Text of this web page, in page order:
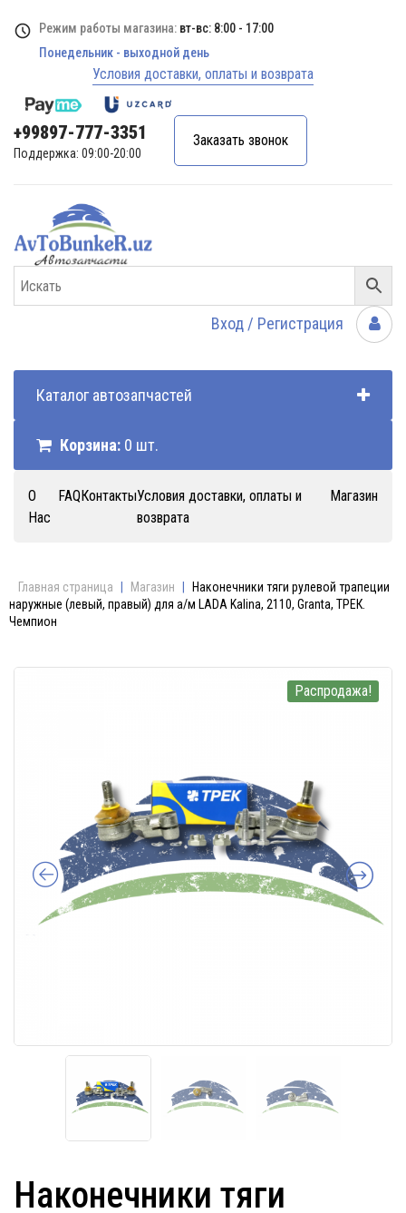
Режим работы магазина: вт-вс: 8:00 - 17:00
Понедельник - выходной день
Условия доставки, оплаты и возврата
+99897-777-3351
Поддержка: 09:00-20:00
Заказать звонок
Вход / Регистрация
Каталог автозапчастей
Корзина: 0 шт.
О
Нас
FAQКонтактыУсловия доставки, оплаты и
возврата
Магазин
Главная страница Магазин
Наконечники тяги рулевой трапеции
наружные (левый, правый) для а/м LADA Kalina, 2110, Granta, ТРЕК.
Чемпион
Распродажа!
Наконечники тяги